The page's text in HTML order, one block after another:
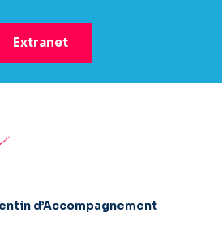
d’Accompagnement
Extranet